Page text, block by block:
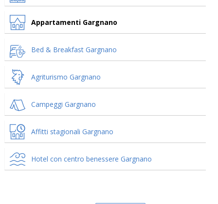
Appartamenti Gargnano
Bed & Breakfast Gargnano
Agriturismo Gargnano
Campeggi Gargnano
Affitti stagionali Gargnano
Hotel con centro benessere Gargnano